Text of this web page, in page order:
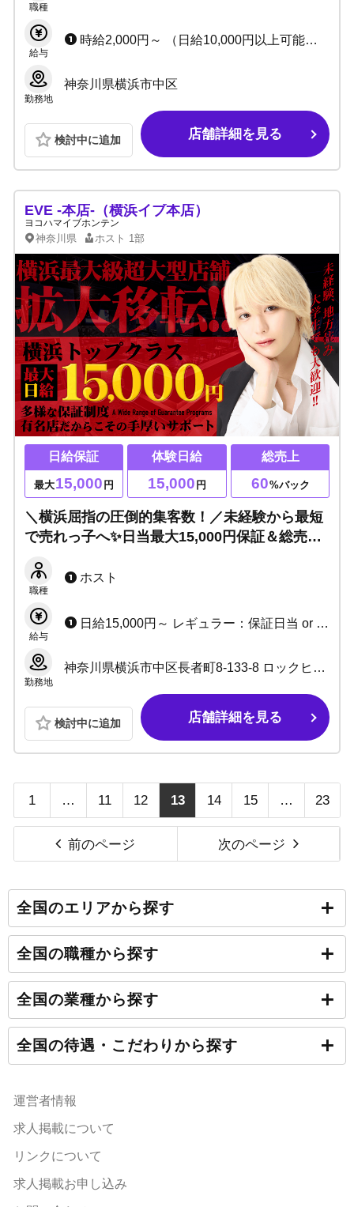
職種
給与
時給2,000円～ （日給10,000円以上可能） ※時給＋歩合＋各種賞金＋手当 ▶安定の永久保証給制度あり（月給20万円+α）
勤務地
神奈川県横浜市中区
検討中に追加 店舗詳細を見る
EVE -本店-（横浜イブ本店）
ヨコハマイブホンテン
神奈川県 ホスト 1部
日給保証
最大15,000 円
体験日給
15,000 円
総売上
60%バック
＼横浜屈指の圧倒的集客数！／未経験から最短
で売れっ子へ✨日当最大15,000円保証＆総売上
OK◎新人が圧倒的に働きやすい環境をお約束♪
職種
ホスト
給与
日給15,000円～ レギュラー：保証日当 or 総売上の60%バック 準レギュラー：保証日当 or 55%バック
勤務地
神奈川県横浜市中区長者町8-133-8 ロックヒルズ9ビル 1F
検討中に追加 店舗詳細を見る
1 … 11 12 13 14 15 … 23
前のページ 次のページ
全国のエリアから探す
全国の職種から探す
全国の業種から探す
全国の待遇・こだわりから探す
運営者情報
求人掲載について
リンクについて
求人掲載お申し込み